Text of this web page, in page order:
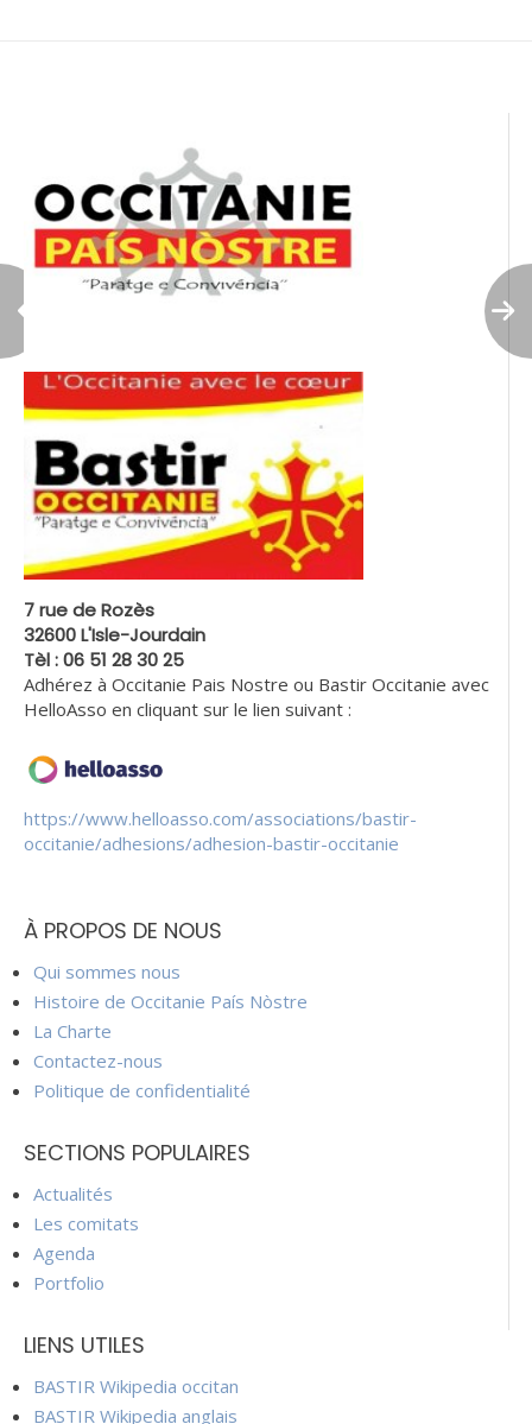
7 rue de Rozès
32600 L'Isle-Jourdain
Tèl : 06 51 28 30 25
Adhérez à Occitanie Pais Nostre ou Bastir Occitanie avec
HelloAsso en cliquant sur le lien suivant :
https://www.helloasso.com/associations/bastir-
occitanie/adhesions/adhesion-bastir-occitanie
À PROPOS DE NOUS
Qui sommes nous
Histoire de Occitanie País Nòstre
La Charte
Contactez-nous
Politique de confidentialité
SECTIONS POPULAIRES
Actualités
Les comitats
Agenda
Portfolio
LIENS UTILES
BASTIR Wikipedia occitan
BASTIR Wikipedia anglais